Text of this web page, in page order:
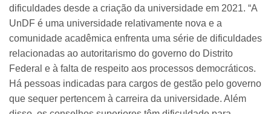
dificuldades desde a criação da universidade em 2021. “A
UnDF é uma universidade relativamente nova e a
comunidade acadêmica enfrenta uma série de dificuldades
relacionadas ao autoritarismo do governo do Distrito
Federal e à falta de respeito aos processos democráticos.
Há pessoas indicadas para cargos de gestão pelo governo
que sequer pertencem à carreira da universidade. Além